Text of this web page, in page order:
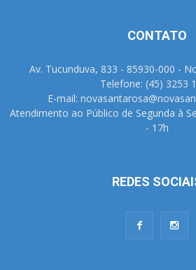
CONTATO
Av. Tucunduva, 833 - 85930-000 -
Telefone: (45) 3253
E-mail:
Atendimento ao Público de Segunda à
- 17h
REDES